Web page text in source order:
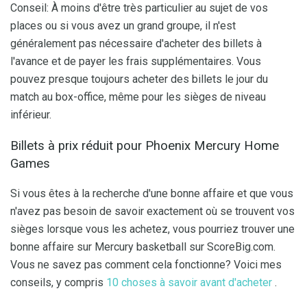
Conseil: À moins d'être très particulier au sujet de vos
places ou si vous avez un grand groupe, il n'est
généralement pas nécessaire d'acheter des billets à
l'avance et de payer les frais supplémentaires. Vous
pouvez presque toujours acheter des billets le jour du
match au box-office, même pour les sièges de niveau
inférieur.
Billets à prix réduit pour Phoenix Mercury Home
Games
Si vous êtes à la recherche d'une bonne affaire et que vous
n'avez pas besoin de savoir exactement où se trouvent vos
sièges lorsque vous les achetez, vous pourriez trouver une
bonne affaire sur Mercury basketball sur ScoreBig.com.
Vous ne savez pas comment cela fonctionne? Voici mes
conseils, y compris 10 choses à savoir avant d'acheter .